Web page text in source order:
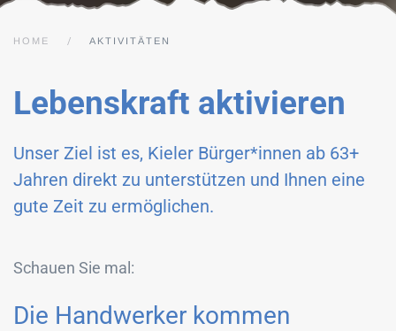
HOME AKTIVITÄTEN
Lebenskraft aktivieren
Unser Ziel ist es, Kieler Bürger*innen ab 63+
Jahren direkt zu unterstützen und Ihnen eine
gute Zeit zu ermöglichen.
Schauen Sie mal:
Die Handwerker kommen